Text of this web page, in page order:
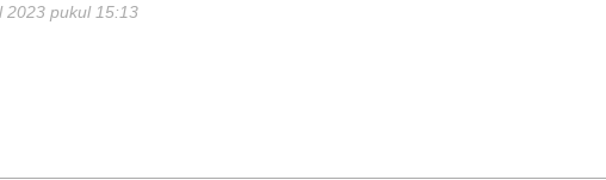
2023 pukul 15:13